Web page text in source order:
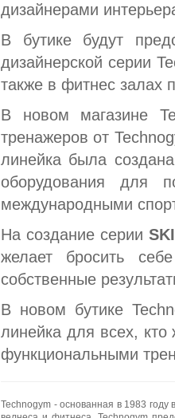
дизайнерами
В бутике будут
дизайнерской серии
также в фитнес залах
В новом магазине
тренажеров от
линейка была
оборудования для
международными
На создание серии
желает бросить
собственные
В новом бутике
линейка для всех,
функциональными
Technogym - основанная в 1983